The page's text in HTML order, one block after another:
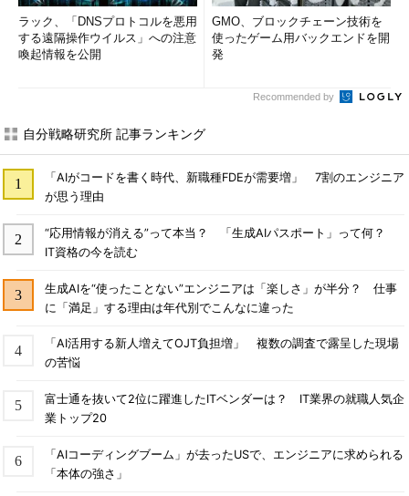
ラック、「DNSプロトコルを悪用
する遠隔操作ウイルス」への注意
喚起情報を公開
GMO、ブロックチェーン技術を
使ったゲーム用バックエンドを開
発
Recommended by
自分戦略研究所 記事ランキング
「AIがコードを書く時代、新職種FDEが需要増」 7割のエンジニア
が思う理由
“応用情報が消える”って本当？ 「生成AIパスポート」って何？
IT資格の今を読む
生成AIを“使ったことない”エンジニアは「楽しさ」が半分？ 仕事
に「満足」する理由は年代別でこんなに違った
「AI活用する新人増えてOJT負担増」 複数の調査で露呈した現場
の苦悩
富士通を抜いて2位に躍進したITベンダーは？ IT業界の就職人気企
業トップ20
「AIコーディングブーム」が去ったUSで、エンジニアに求められる
「本体の強さ」